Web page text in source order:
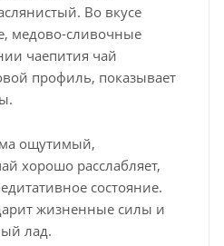
Во вкусе
медово-сливочные
чаепития чай
профиль, показывает
ощутимый,
хорошо расслабляет,
состояние.
жизненные силы и
лад.